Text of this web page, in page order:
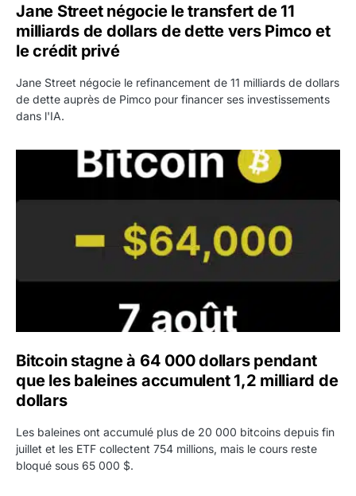
Jane Street négocie le transfert de 11
milliards de dollars de dette vers Pimco et
le crédit privé
Jane Street négocie le refinancement de 11 milliards de dollars
de dette auprès de Pimco pour financer ses investissements
dans l'IA.
Bitcoin stagne à 64 000 dollars pendant que les
Bitcoin stagne à 64 000 dollars pendant
que les baleines accumulent 1,2 milliard de
dollars
Les baleines ont accumulé plus de 20 000 bitcoins depuis fin
juillet et les ETF collectent 754 millions, mais le cours reste
bloqué sous 65 000 $.